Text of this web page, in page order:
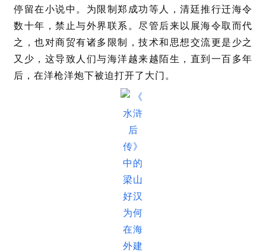
停留在小说中。为限制郑成功等人，清廷推行迁海令
数十年，禁止与外界联系。尽管后来以展海令取而代
之，也对商贸有诸多限制，技术和思想交流更是少之
又少，这导致人们与海洋越来越陌生，直到一百多年
后，在洋枪洋炮下被迫打开了大门。